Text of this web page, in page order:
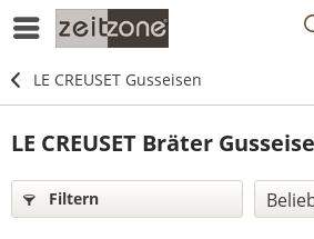
LE CREUSET Gusseisen
LE CREUSET Bräter
Filtern